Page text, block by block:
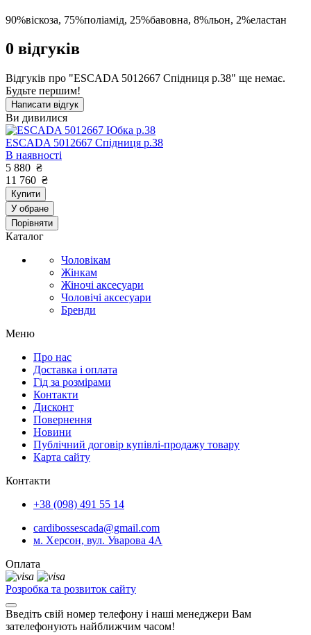
90%віскоза, 75%поліамід, 25%бавовна, 8%льон, 2%еластан
0 відгуків
Відгуків про "ESCADA 5012667 Спідниця р.38" ще немає.
Будьте першим!
Написати відгук
Ви дивилися
ESCADA 5012667 Спідниця р.38
В наявності
5 880 ₴
11 760 ₴
Купити
У обране
Порівняти
Каталог
Чоловікам
Жінкам
Жіночі аксесуари
Чоловічі аксесуари
Бренди
Меню
Про нас
Доставка і оплата
Гід за розмірами
Контакти
Дисконт
Повернення
Новини
Публічний договір купівлі-продажу товару
Карта сайту
Контакти
+38 (098) 491 55 14
cardibossescada@gmail.com
м. Херсон, вул. Уварова 4А
Оплата
Розробка та розвиток сайту
Введіть свій номер телефону і наші менеджери Вам
зателефонують найближчим часом!